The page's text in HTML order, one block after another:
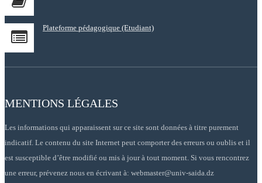
Plateforme pédagogique (Etudiant)
MENTIONS LÉGALES
Les informations qui apparaissent sur ce site sont données à titre purement
indicatif. Le contenu du site Internet peut comporter des erreurs ou oublis et il
est susceptible d’être modifié ou mis à jour à tout moment. Si vous rencontrez
une erreur, prévenez nous en écrivant à: webmaster@univ-saida.dz